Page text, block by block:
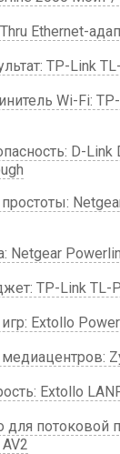
Ethernet-
TP-Link
Wi-Fi:
D-Link
Netgear
TP-Link TL-
Extollo
Extollo
потоковой